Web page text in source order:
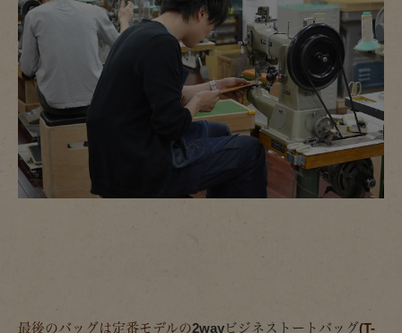
最後のバッグは定番モデルの2wayビジネストートバッグ(T-